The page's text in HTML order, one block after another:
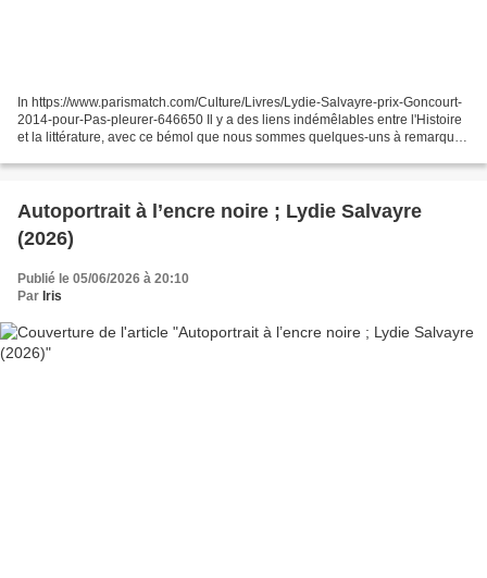
In https://www.parismatch.com/Culture/Livres/Lydie-Salvayre-prix-Goncourt-
2014-pour-Pas-pleurer-646650 Il y a des liens indémêlables entre l'Histoire
et la littérature, avec ce bémol que nous sommes quelques-uns à remarquer
Autoportrait à l’encre noire ; Lydie Salvayre
(2026)
Publié le 05/06/2026 à 20:10
Par Iris